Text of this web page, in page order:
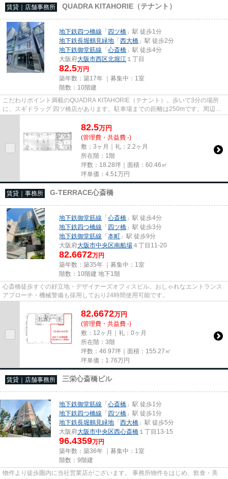
賃貸｜店舗事務所 QUADRA KITAHORIE（テナント）
地下鉄四つ橋線 「四ツ橋 」駅 徒歩1分
地下鉄長堀鶴見緑地 「西大橋 」駅 徒歩2分
地下鉄御堂筋線 「心斎橋 」駅 徒歩4分
大阪府大阪市西区北堀江 １丁目
82.5万円
築年数：築17年 ｜募集中： 1室
階数：10階建
こだわりポイント満載のQUADRA KITAHORIE（テナント）。歩いて3分の場所
に、スギドラッグ 四ツ橋店があります。駐車場までの距離は250mです。周辺に
は、徒歩1分で利用できる駅がありま...
82.5万円
(管理費・共益費 -)
敷：3ヶ月｜礼：2.2ヶ月
所在階：1階
坪数：18.28坪｜面積：60.46㎡
坪単価： 4.51 万円
賃貸｜事務所 G-TERRACE心斎橋
地下鉄御堂筋線 「心斎橋 」駅 徒歩4分
地下鉄四つ橋線 「四ツ橋 」駅 徒歩3分
地下鉄御堂筋線 「本町 」駅 徒歩9分
大阪府大阪市中央区南船場 ４丁目11-20
82.6672万円
築年数：築35年 ｜募集中： 1室
階数：10階建 地下1階
心斎橋徒歩すぐの好立地・デザイナーズオフィスビル。おしゃれなエントランス
アプローチ・機械警備も採用しており24時間使用可能です。
82.6672万円
(管理費・共益費 -)
敷：12ヶ月｜礼：0ヶ月
所在階：3階
坪数：46.97坪｜面積：155.27㎡
坪単価： 1.76万円
賃貸｜店舗事務所 三栄心斎橋ビル
地下鉄御堂筋線 「心斎橋 」駅 徒歩1分
地下鉄四つ橋線 「四ツ橋 」駅 徒歩1分
地下鉄長堀鶴見緑地 「西大橋 」駅 徒歩5分
大阪府大阪市中央区西心斎橋 １丁目13-15
96.4359万円
築年数：築36年 ｜募集中： 1室
階数：9階建
物件より徒歩圏内に当社営業店がございます。 事務所物件をはじめ、飲食・美